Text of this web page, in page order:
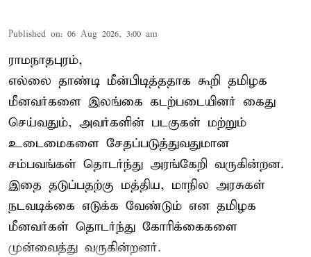
Published on: 06 Aug 2026, 3:00 am
ராமநாதபுரம்,
எல்லை தாண்டி மீன்பிடித்ததாக கூறி தமிழக
மீனவர்களை இலங்கை கடற்படையினர் கைது
செய்வதும், அவர்களின் படகுகள் மற்றும்
உடைமைகளை சேதப்படுத்துவதுமான
சம்பவங்கள் தொடர்ந்து அரங்கேறி வருகின்றன.
இதை தடுப்பதற்கு மத்திய, மாநில அரசுகள்
நடவடிக்கை எடுக்க வேண்டும் என தமிழக
மீனவர்கள் தொடர்ந்து கோரிக்கைகளை
முன்வைத்து வருகின்றனர்.